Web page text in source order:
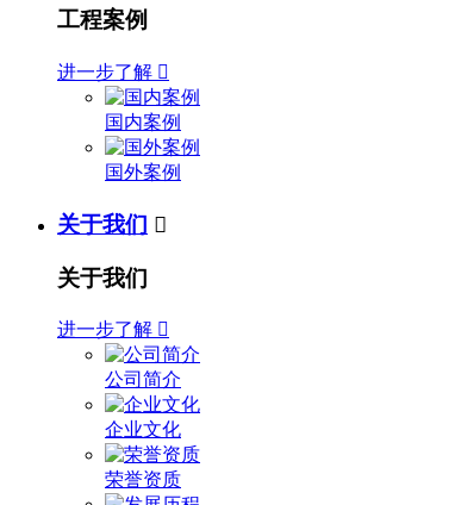
工程案例
进一步了解 
国内案例
国外案例
关于我们 
关于我们
进一步了解 
公司简介
企业文化
荣誉资质